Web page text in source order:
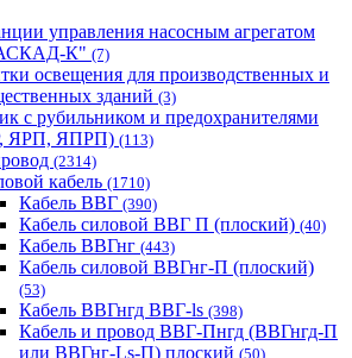
управления насосным агрегатом
К" (7)
освещения для производственных и
зданий (3)
с рубильником и предохранителями
ЯРП, ЯПРП) (113)
(2314)
кабель (1710)
Кабель ВВГ (390)
Кабель силовой ВВГ П (плоский) (40)
Кабель ВВГнг (443)
Кабель силовой ВВГнг-П (плоский)
(53)
Кабель ВВГнгд ВВГ-ls (398)
Кабель и провод ВВГ-Пнгд (ВВГнгд-П
или ВВГнг-Ls-П) плоский (50)